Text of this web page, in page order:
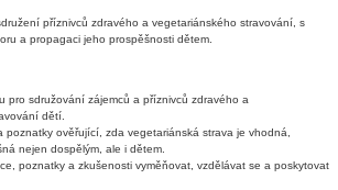
příznivců zdravého a vegetariánského stravování, s
a propagaci jeho prospěšnosti dětem.
pro sdružování zájemců a příznivců zdravého a
dětí.
poznatky ověřující, zda vegetariánská strava je vhodná,
nejen dospělým, ale i dětem.
poznatky a zkušenosti vyměňovat, vzdělávat se a poskytovat